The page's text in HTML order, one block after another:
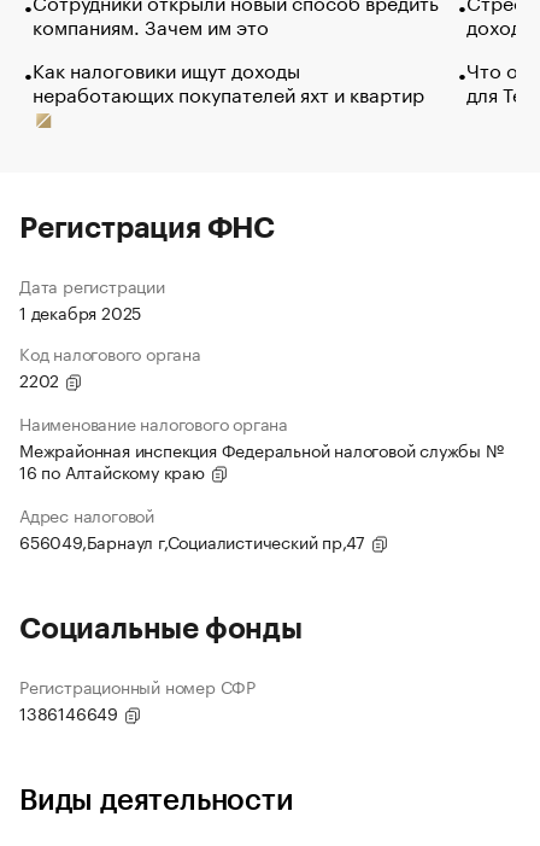
компаниям. Зачем им это
Как налоговики ищут доходы
неработающих покупателей яхт и квартир
Что
для
Регистрация ФНС
Дата регистрации
1 декабря 2025
Код налогового органа
2202
Наименование налогового органа
Межрайонная инспекция Федеральной налоговой службы №
16 по Алтайскому краю
Адрес налоговой
656049,Барнаул г,Социалистический пр,47
Социальные фонды
Регистрационный номер СФР
1386146649
Виды деятельности